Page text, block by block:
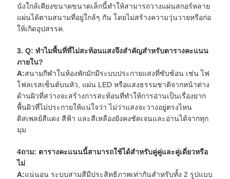
นั่งใกล้เคียงขนาดขนาดเล็กนี้ทําให้สามารถวางแผ่นสกอร์หลาย
แผ่นได้ตามสนามที่อยู่ใกล้ๆ กัน โดยไม่สร้างความวุ่นวายหรือก่อ
ให้เกิดอุปสรรค.
3. Q: ทําไมพื้นที่ที่ไม่สะท้อนแสงจึงสําคัญสําหรับตารางคะแนน
ภายใน?
A:สนามกีฬาในห้องพักมักมีระบบประกายแสงที่ซับซ้อน เช่น ไฟ
โฟลเรสเซ็นต์บนหัว, แผ่น LED หรือแสงธรรมชาติจากหน้าต่าง
ด้านผิวที่สว่างจะสร้างการสะท้อนที่ทําให้การอ่านเป็นเรื่องยาก
พื้นผิวที่ไม่ประกายให้แน่ใจว่า ไม่ว่าแสงจะวางอยู่ตรงไหน
ดิสเพลย์สีแดง สีฟ้า และสีเหลืองยังคงชัดเจนและอ่านได้จากทุก
มุม
4ถาม: ตารางคะแนนนี้สามารถใช้ได้สําหรับคู่คู่และคู่เดี่ยวหรือ
ไม่
A:แน่นอน ระบบสามสีมีประสิทธิภาพเท่ากันสําหรับทั้ง 2 รูปแบบ